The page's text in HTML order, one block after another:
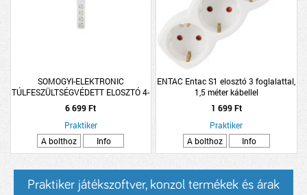
SOMOGYI-ELEKTRONIC
TÚLFESZÜLTSÉGVÉDETT ELOSZTÓ 4-
S
6 699 Ft
Praktiker
A bolthoz
Info
ENTAC Entac S1 elosztó 3 foglalattal,
1,5 méter kábellel
1 699 Ft
Praktiker
A bolthoz
Info
Praktiker játékszoftver, konzol termékek és árak